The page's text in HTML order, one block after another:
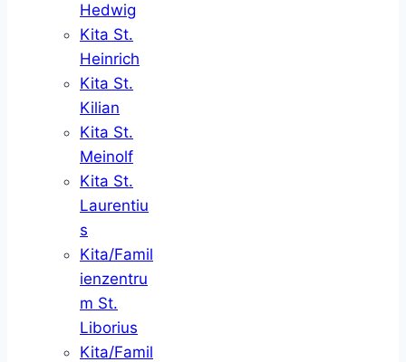
Hedwig
Kita St.
Heinrich
Kita St.
Kilian
Kita St.
Meinolf
Kita St.
Laurentiu
s
Kita/Famil
ienzentru
m St.
Liborius
Kita/Famil